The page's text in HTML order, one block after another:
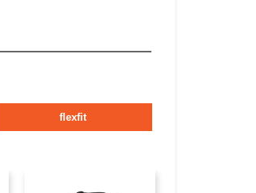
flexfit